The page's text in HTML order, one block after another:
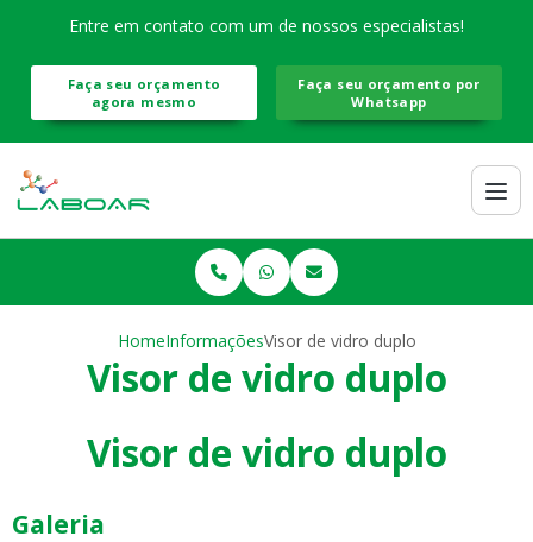
Entre em contato com um de nossos especialistas!
Faça seu orçamento
agora mesmo
Faça seu orçamento por
Whatsapp
HomeInformaçõesVisor de vidro duplo
Visor de vidro duplo
Visor de vidro duplo
Galeria